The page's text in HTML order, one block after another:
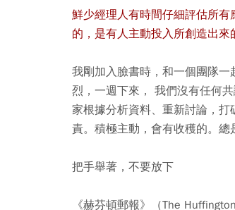
鮮少經理人有時間仔細評估所
的，是有人主動投入所創造出來
我剛加入臉書時，和一個團隊
烈，一週下來， 我們沒有任何
家根據分析資料、重新討論，
責。積極主動，會有收穫的。總
把手舉著，不要放下
《赫芬頓郵報》（The